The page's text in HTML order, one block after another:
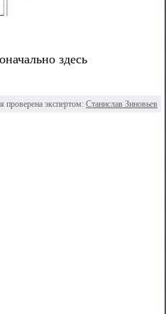
здесь
проверена экспертом: Станислав Зиновьев